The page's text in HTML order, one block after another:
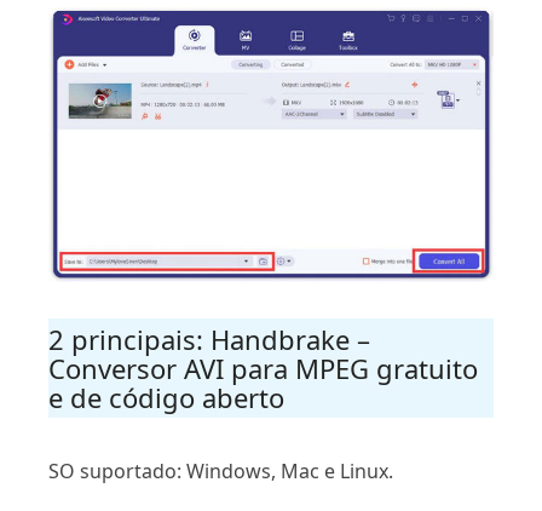
2 principais: Handbrake –
Conversor AVI para MPEG gratuito
e de código aberto
SO suportado: Windows, Mac e Linux.